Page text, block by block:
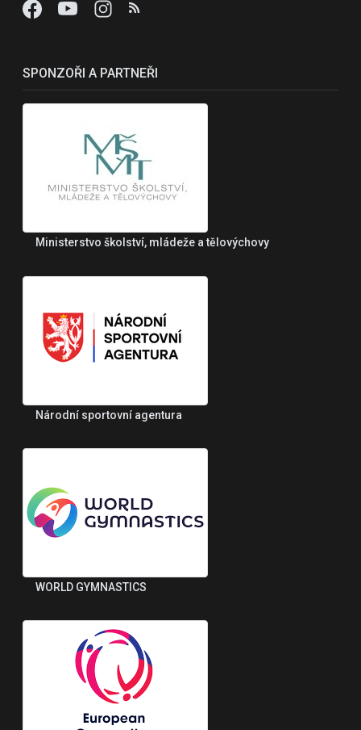
SPONZOŘI A PARTNEŘI
Ministerstvo školství, mládeže a tělovýchovy
Národní sportovní agentura
WORLD GYMNASTICS